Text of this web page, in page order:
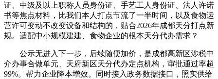
证、中级及以上职称人员身份证、手艺工人身份证、法人许诺
书等焦点材料，比我们本人打点节流了一半时间，以及食物运
营许可变动不改变设备和结构的，贴合2026年成都天分打点新
规。适配中小规模建建、食物企业的根本天分代办需求？
公示无进入下一步，后续随便加价，是成都高新区涉税中
介办事合做单元、天府新区天分代办定点机构，审批通过率超
99%。帮力企业降本增效。同时接入政务数据接口，照实供给